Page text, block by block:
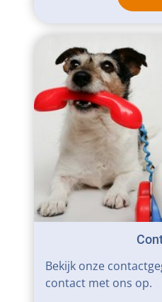
Bekijk onze
contact met ons op.